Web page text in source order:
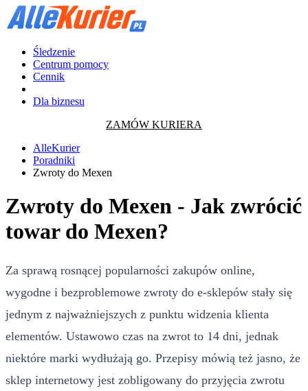
Śledzenie
Centrum pomocy
Cennik
Dla biznesu
ZAMÓW KURIERA
AlleKurier
Poradniki
Zwroty do Mexen
Zwroty do Mexen - Jak zwrócić
towar do Mexen?
Za sprawą rosnącej popularności zakupów online,
wygodne i bezproblemowe zwroty do e-sklepów stały się
jednym z najważniejszych z punktu widzenia klienta
elementów. Ustawowo czas na zwrot to 14 dni, jednak
niektóre marki wydłużają go. Przepisy mówią też jasno, że
sklep internetowy jest zobligowany do przyjęcia zwrotu